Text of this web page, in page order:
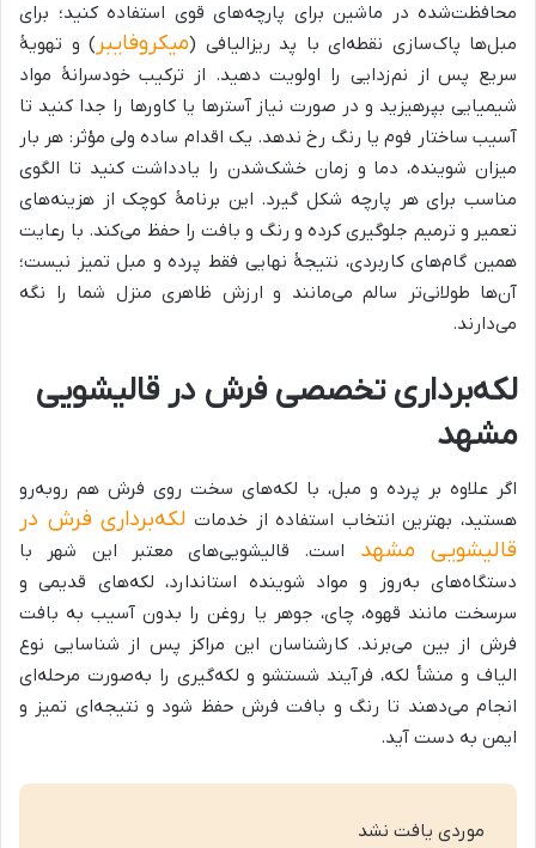
محافظت‌شده در ماشین برای پارچه‌های قوی استفاده کنید؛ برای
مبل‌ها پاک‌سازی نقطه‌ای با پد ریزالیافی (میکروفایبر ) و تهویهٔ
سریع پس از نم‌زدایی را اولویت دهید. از ترکیب خودسرانهٔ مواد
شیمیایی بپرهیزید و در صورت نیاز آسترها یا کاورها را جدا کنید تا
آسیب ساختار فوم یا رنگ رخ ندهد. یک اقدام ساده ولی مؤثر: هر بار
میزان شوینده، دما و زمان خشک‌شدن را یادداشت کنید تا الگوی
مناسب برای هر پارچه شکل گیرد. این برنامهٔ کوچک از هزینه‌های
تعمیر و ترمیم جلوگیری کرده و رنگ و بافت را حفظ می‌کند. با رعایت
همین گام‌های کاربردی، نتیجهٔ نهایی فقط پرده و مبل تمیز نیست؛
آن‌ها طولانی‌تر سالم می‌مانند و ارزش ظاهری منزل شما را نگه
می‌دارند.
لکه‌برداری تخصصی فرش در قالیشویی
مشهد
اگر علاوه بر پرده و مبل، با لکه‌های سخت روی فرش هم روبه‌رو
هستید، بهترین انتخاب استفاده از خدمات لکه‌برداری فرش در
قالیشویی مشهد است. قالیشویی‌های معتبر این شهر با
دستگاه‌های به‌روز و مواد شوینده استاندارد، لکه‌های قدیمی و
سرسخت مانند قهوه، چای، جوهر یا روغن را بدون آسیب به بافت
فرش از بین می‌برند. کارشناسان این مراکز پس از شناسایی نوع
الیاف و منشأ لکه، فرآیند شستشو و لکه‌گیری را به‌صورت مرحله‌ای
انجام می‌دهند تا رنگ و بافت فرش حفظ شود و نتیجه‌ای تمیز و
ایمن به دست آید.
موردی یافت نشد